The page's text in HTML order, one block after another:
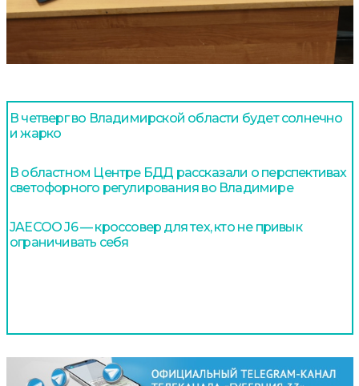
В четверг во Владимирской области будет солнечно
и жарко
В областном Центре БДД рассказали о перспективах
светофорного регулирования во Владимире
JAECOO J6 — кроссовер для тех, кто не привык
ограничивать себя